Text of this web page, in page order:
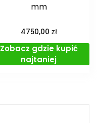
mm
4750,00 zł
Zobacz gdzie kupić
najtaniej